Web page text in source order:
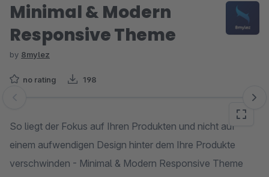
Minimal & Modern
Responsive Theme
by 8mylez
no rating 198
Skip image gallery
So liegt der Fokus auf Ihren Produkten und nicht auf
einem aufwendigen Design hinter dem Ihre Produkte
verschwinden - Minimal & Modern Responsive Theme